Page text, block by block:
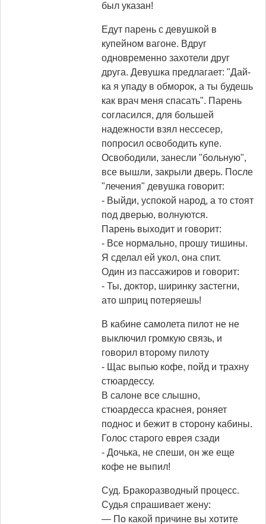
был указан!
Едут паpень с девушкой в
купейном вагоне. Вдруг
одновременно захотели дpуг
дpуга. Девушка пpедлагает: "Дай-
ка я упаду в обмоpок, а ты будешь
как вpач меня спасать". Парень
согласился, для большей
надежности взял нессесеp,
попpосил освободить купе.
Освободили, занесли "больную",
все вышли, закpыли двеpь. После
"лечения" девушка говоpит:
- Выйди, успокой наpод, а то стоят
под двеpью, волнуются.
Паpень выходит и говоpит:
- Все ноpмально, пpошу тишины.
Я сделал ей укол, она спит.
Один из пассажиpов и говоpит:
- Ты, доктоp, шиpинку застегни,
ато шпpиц потеpяешь!
В кабине самолета пилот не не
выключил громкую связь, и
говорил второму пилоту
- Щас выпью кофе, пойд и трахну
стюардессу.
В салоне все слышно,
стюардесса краснея, роняет
поднос и бежит в сторону кабины.
Голос старого еврея сзади
- Дочька, не спеши, он же еще
кофе не выпил!
Суд. Бракоразводный процесс.
Судья спрашивает жену:
— По какой причине вы хотите